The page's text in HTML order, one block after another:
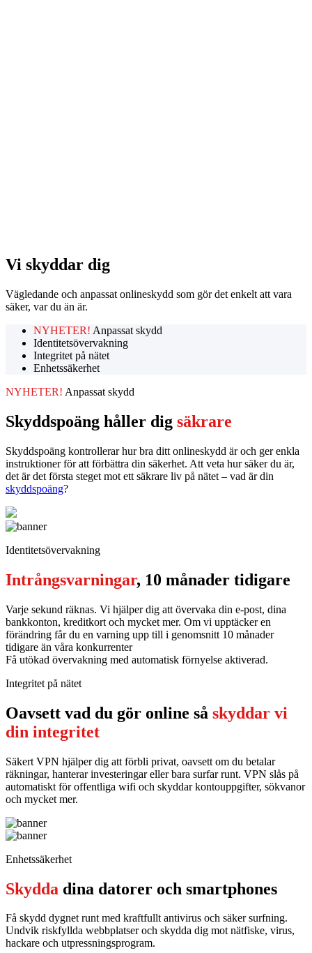
Vi skyddar dig
Vägledande och anpassat onlineskydd som gör det enkelt att vara
säker, var du än är.
NYHETER! Anpassat skydd
Identitetsövervakning
Integritet på nätet
Enhetssäkerhet
NYHETER! Anpassat skydd
Skyddspoäng håller dig säkrare
Skyddspoäng kontrollerar hur bra ditt onlineskydd är och ger enkla
instruktioner för att förbättra din säkerhet. Att veta hur säker du är,
det är det första steget mot ett säkrare liv på nätet – vad är din
skyddspoäng?
Identitetsövervakning
Intrångsvarningar, 10 månader tidigare
Varje sekund räknas. Vi hjälper dig att övervaka din e-post, dina
bankkonton, kreditkort och mycket mer. Om vi upptäcker en
förändring får du en varning upp till i genomsnitt 10 månader
tidigare än våra konkurrenter
Få utökad övervakning med automatisk förnyelse aktiverad.
Integritet på nätet
Oavsett vad du gör online så skyddar vi
din integritet
Säkert VPN hjälper dig att förbli privat, oavsett om du betalar
räkningar, hanterar investeringar eller bara surfar runt. VPN slås på
automatiskt för offentliga wifi och skyddar kontouppgifter, sökvanor
och mycket mer.
Enhetssäkerhet
Skydda dina datorer och smartphones
Få skydd dygnet runt med kraftfullt antivirus och säker surfning.
Undvik riskfyllda webbplatser och skydda dig mot nätfiske, virus,
hackare och utpressningsprogram.